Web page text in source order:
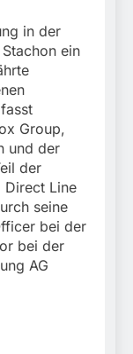
in der
ein
Group,
und der
der
Direct Line
seine
bei der
bei der
AG